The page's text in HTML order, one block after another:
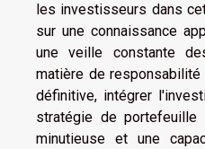
les investisseurs dans
sur une connaissance
une veille constante
matière de
définitive, intégrer
stratégie de portefeuille
minutieuse et une